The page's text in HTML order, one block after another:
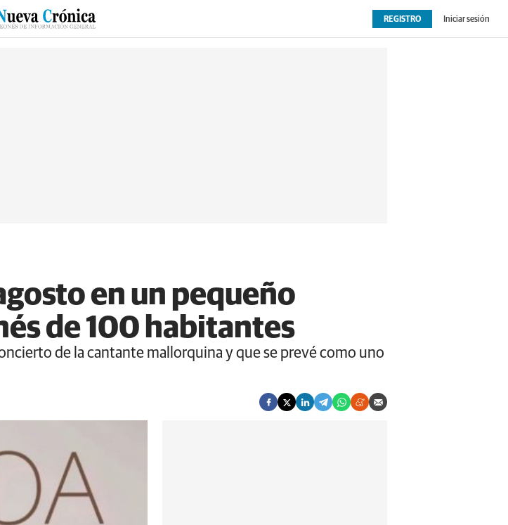
ESPECIALES DEPORTES OPINIÓN EXTRAS
REGISTRO Iniciar sesión
en un pequeño
de 100 habitantes
de la cantante mallorquina y que se prevé como uno